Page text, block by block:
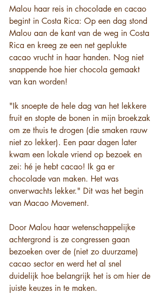
Malou haar reis in chocolade en cacao
begint in Costa Rica: Op een dag stond
Malou aan de kant van de weg in Costa
Rica en kreeg ze een net geplukte
cacao vrucht in haar handen. Nog niet
snappende hoe hier chocola gemaakt
van kan worden!
"Ik snoepte de hele dag van het lekkere
fruit en stopte de bonen in mijn broekzak
om ze thuis te drogen (die smaken rauw
niet zo lekker). Een paar dagen later
kwam een lokale vriend op bezoek en
zei: hé je hebt cacao! Ik ga er
chocolade van maken. Het was
onverwachts lekker." Dit was het begin
van Macao Movement.
Door Malou haar wetenschappelijke
achtergrond is ze congressen gaan
bezoeken over de (niet zo duurzame)
cacao sector en werd het al snel
duidelijk hoe belangrijk het is om hier de
juiste keuzes in te maken.